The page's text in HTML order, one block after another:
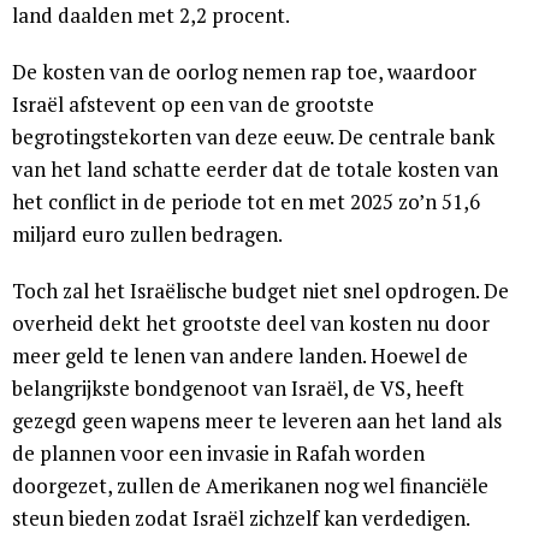
land daalden met 2,2 procent.
De kosten van de oorlog nemen rap toe, waardoor
Israël afstevent op een ​​van de grootste
begrotingstekorten van deze eeuw. De centrale bank
van het land schatte eerder dat de totale kosten van
het conflict in de periode tot en met 2025 zo’n 51,6
miljard euro zullen bedragen.
Toch zal het Israëlische budget niet snel opdrogen. De
overheid dekt het grootste deel van kosten nu door
meer geld te lenen van andere landen. Hoewel de
belangrijkste bondgenoot van Israël, de VS, heeft
gezegd geen wapens meer te leveren aan het land als
de plannen voor een invasie in Rafah worden
doorgezet, zullen de Amerikanen nog wel financiële
steun bieden zodat Israël zichzelf kan verdedigen.